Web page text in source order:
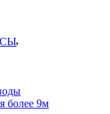
более 9м